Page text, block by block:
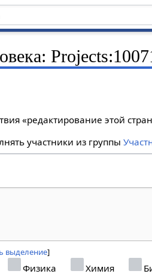
«редактирование этой
участники из группы
выделение
Физика Химия